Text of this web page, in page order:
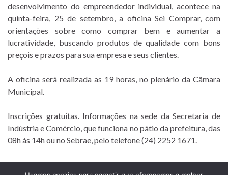
desenvolvimento do empreendedor individual, acontece na
quinta-feira, 25 de setembro, a oficina Sei Comprar, com
orientações sobre como comprar bem e aumentar a
lucratividade, buscando produtos de qualidade com bons
preçois e prazos para sua empresa e seus clientes.
A oficina será realizada as 19 horas, no plenário da Câmara
Municipal.
Inscrições gratuitas. Informações na sede da Secretaria de
Indústria e Comércio, que funciona no pátio da prefeitura, das
08h às 14h ou no Sebrae, pelo telefone (24) 2252 1671.